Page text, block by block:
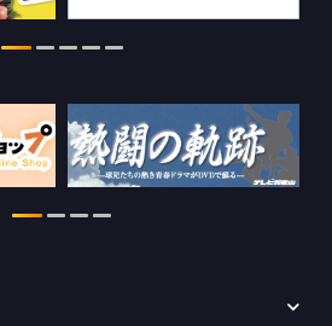
2026.07.24
WTV NEWS6【ここ押し！】の情報を更